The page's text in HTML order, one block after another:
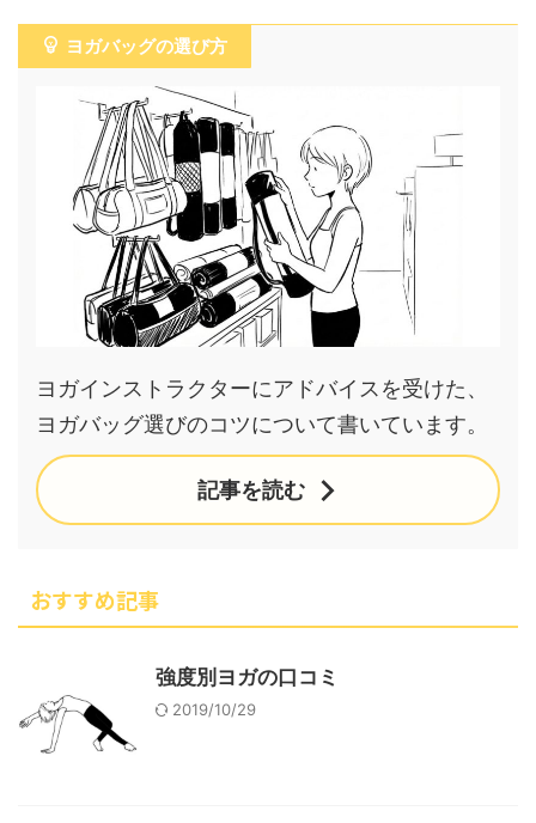
ヨガバッグの選び方
ヨガインストラクターにアドバイスを受けた、
ヨガバッグ選びのコツについて書いています。
記事を読む
おすすめ記事
強度別ヨガの口コミ
2019/10/29